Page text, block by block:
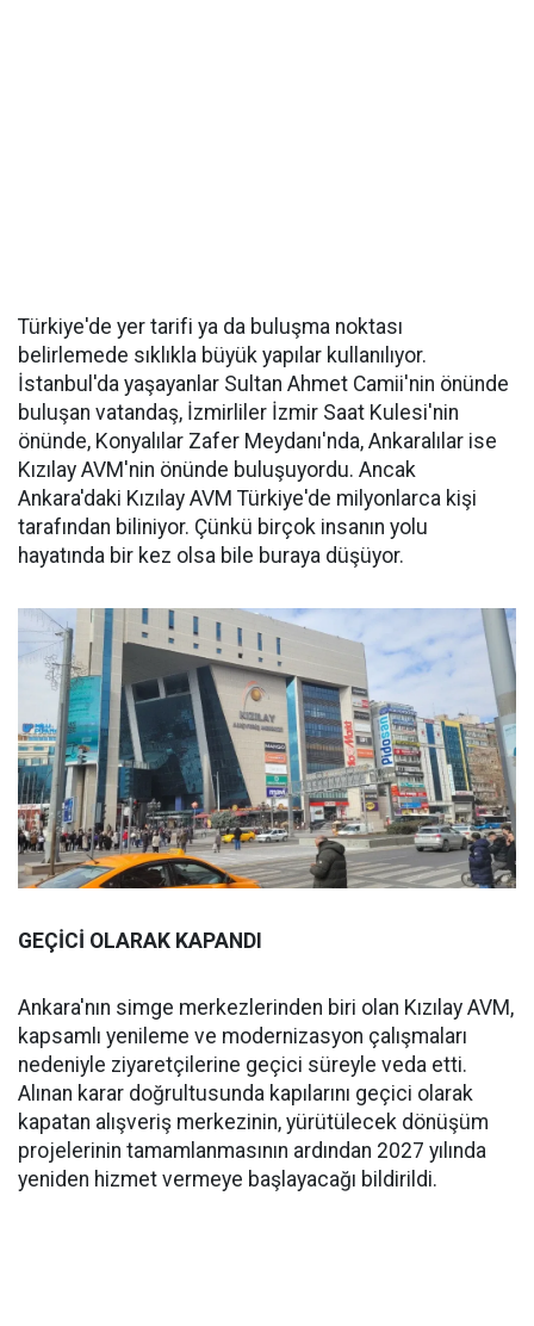
Türkiye'de yer tarifi ya da buluşma noktası
belirlemede sıklıkla büyük yapılar kullanılıyor.
İstanbul'da yaşayanlar Sultan Ahmet Camii'nin önünde
buluşan vatandaş, İzmirliler İzmir Saat Kulesi'nin
önünde, Konyalılar Zafer Meydanı'nda, Ankaralılar ise
Kızılay AVM'nin önünde buluşuyordu. Ancak
Ankara'daki Kızılay AVM Türkiye'de milyonlarca kişi
tarafından biliniyor. Çünkü birçok insanın yolu
hayatında bir kez olsa bile buraya düşüyor.
GEÇİCİ OLARAK KAPANDI
Ankara'nın simge merkezlerinden biri olan Kızılay AVM,
kapsamlı yenileme ve modernizasyon çalışmaları
nedeniyle ziyaretçilerine geçici süreyle veda etti.
Alınan karar doğrultusunda kapılarını geçici olarak
kapatan alışveriş merkezinin, yürütülecek dönüşüm
projelerinin tamamlanmasının ardından 2027 yılında
yeniden hizmet vermeye başlayacağı bildirildi.